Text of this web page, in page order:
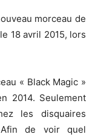
morceau de
18 avril 2015, lors
« Black Magic »
2014. Seulement
les disquaires
de voir quel